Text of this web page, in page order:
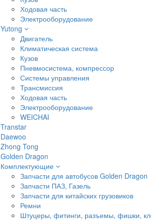
Ходовая часть
Электрооборудование
Yutong
Двигатель
Климатическая система
Кузов
Пневмосистема, компрессор
Системы управления
Трансмиссия
Ходовая часть
Электрооборудование
WEICHAI
Transtar
Daewoo
Zhong Tong
Golden Dragon
Комплектующие
Запчасти для автобусов Golden Dragon
Запчасти ПАЗ, Газель
Запчасти для китайских грузовиков
Ремни
Штуцеры, фитинги, разъемы, фишки,